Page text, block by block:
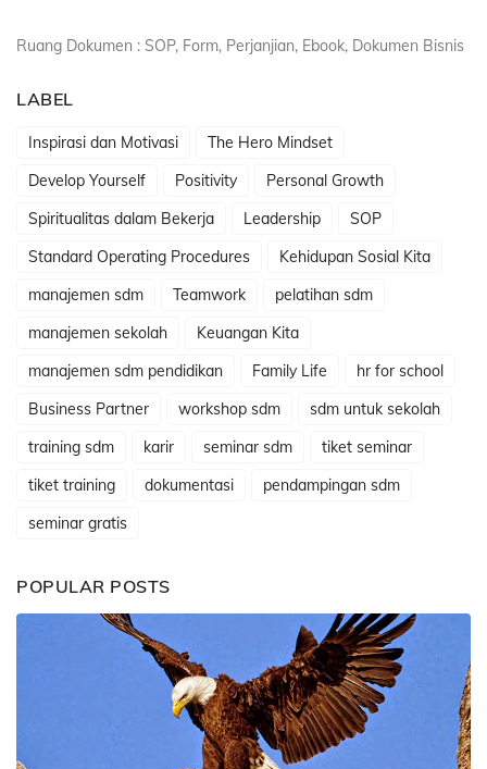
Ruang Dokumen : SOP, Form, Perjanjian, Ebook, Dokumen Bisnis
LABEL
Inspirasi dan Motivasi
The Hero Mindset
Develop Yourself
Positivity
Personal Growth
Spiritualitas dalam Bekerja
Leadership
SOP
Standard Operating Procedures
Kehidupan Sosial Kita
manajemen sdm
Teamwork
pelatihan sdm
manajemen sekolah
Keuangan Kita
manajemen sdm pendidikan
Family Life
hr for school
Business Partner
workshop sdm
sdm untuk sekolah
training sdm
karir seminar sdm
tiket seminar
tiket training
dokumentasi
pendampingan sdm
seminar gratis
POPULAR POSTS